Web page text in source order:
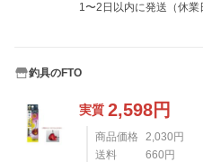
1〜2日以内に発送（休業
釣具のFTO
実質 2,598円
商品価格 2,030 円
送料
660 円